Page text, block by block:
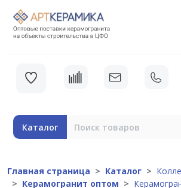
Каталог
Главная страница Каталог
Керамогранит оптом